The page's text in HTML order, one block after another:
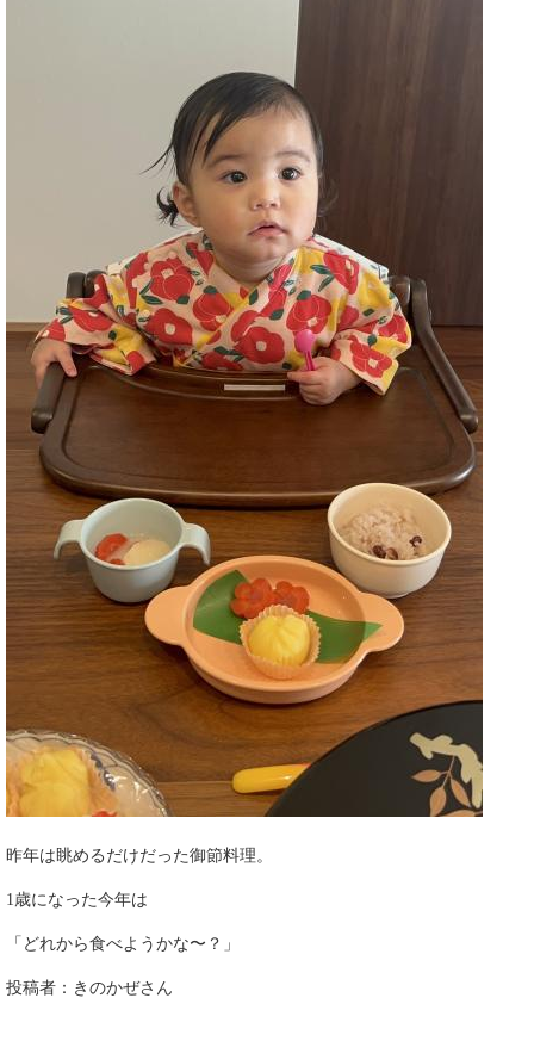
昨年は眺めるだけだった御節料理。
1歳になった今年は
「どれから食べようかな〜？」​
投稿者：きのかぜさん​​​